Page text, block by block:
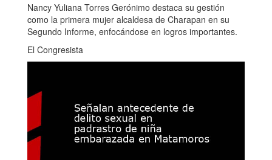
Nancy Yuliana Torres Gerónimo destaca su gestión
como la primera mujer alcaldesa de Charapan en su
Segundo Informe, enfocándose en logros importantes.
El Congresista